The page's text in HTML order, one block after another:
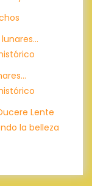
Lente
la belleza